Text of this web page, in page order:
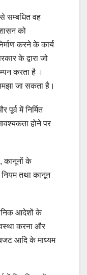
सम्बधित वह
को
करने के कार्य
के द्वारा जो
करता है ।
जा सकता है।
पूर्व में निर्मित
होने पर
कानूनों के
तथा कानून
आदेशों के
करना और
आदि के माध्यम